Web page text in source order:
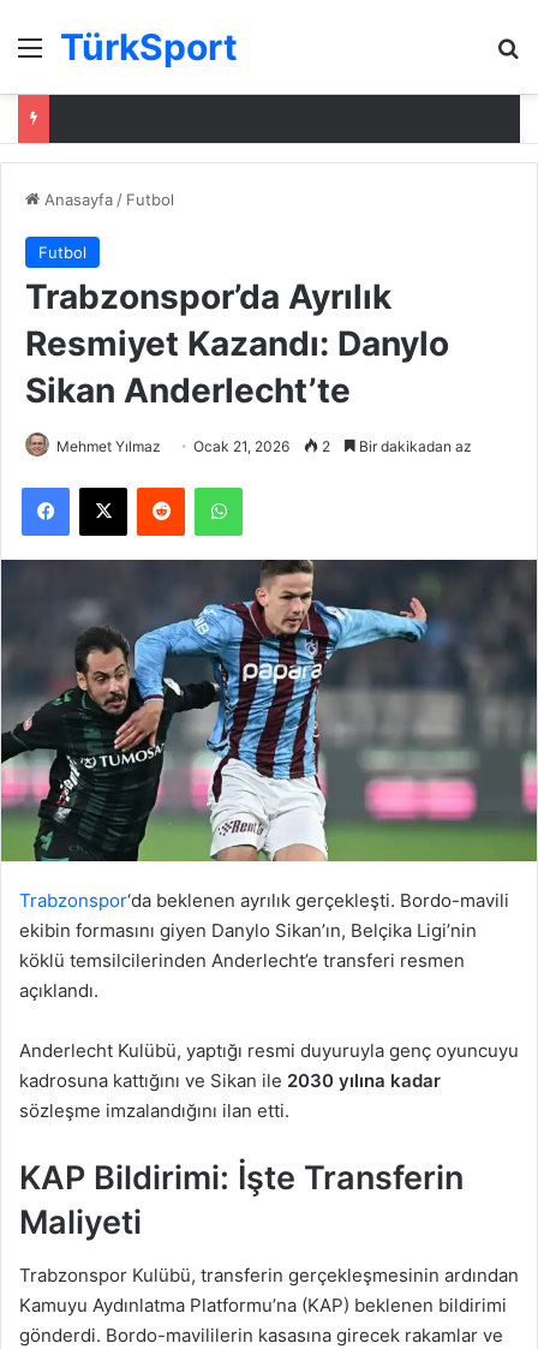
Menü
TürkSport
Anasayfa / Futbol
Futbol
Trabzonspor’da Ayrılık
Resmiyet Kazandı: Danylo
Sikan Anderlecht’te
Mehmet Yılmaz Ocak 21, 2026 2 Bir dakikadan az
Facebook
X Reddit WhatsApp
Trabzonspor‘da beklenen ayrılık gerçekleşti. Bordo-mavili
ekibin formasını giyen Danylo Sikan’ın, Belçika Ligi’nin
köklü temsilcilerinden Anderlecht’e transferi resmen
açıklandı.
Anderlecht Kulübü, yaptığı resmi duyuruyla genç oyuncuyu
kadrosuna kattığını ve Sikan ile 2030 yılına kadar
sözleşme imzalandığını ilan etti.
KAP Bildirimi: İşte Transferin
Maliyeti
Trabzonspor Kulübü, transferin gerçekleşmesinin ardından
Kamuyu Aydınlatma Platformu’na (KAP) beklenen bildirimi
gönderdi. Bordo-mavililerin kasasına girecek rakamlar ve